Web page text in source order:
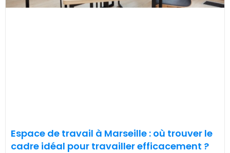
Espace de travail à Marseille : où trouver le
cadre idéal pour travailler efficacement ?